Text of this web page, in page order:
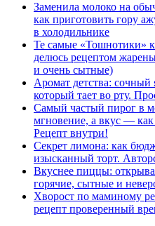
Заменила молоко на
как приготовить гору
в холодильнике
Те самые «Тошнотики»
делюсь рецептом
и очень сытные)
Аромат детства:
который тает во рту.
Самый частый пирог в
мгновение, а вкус — как
Рецепт внутри!
Секрет лимона: как
изысканный торт.
Вкуснее пиццы:
горячие, сытные и
Хворост по маминому
рецепт проверенный